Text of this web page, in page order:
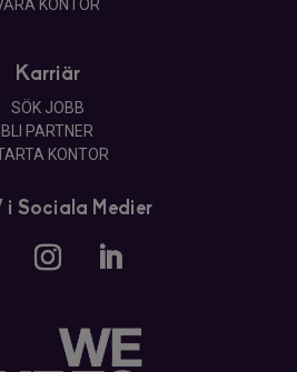
KONTOR
Karriär
SÖK JOBB
BLI PARTNER
KONTOR
i Sociala Medier